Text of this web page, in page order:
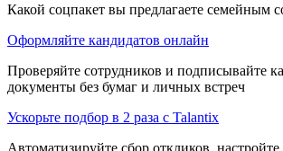
Какой соцпакет вы предлагаете семейным
Оформляйте кандидатов онлайн
Проверяйте сотрудников и подписывайте
документы без бумаг и личных встреч
Ускорьте подбор в 2 раза с Talantix
Автоматизируйте сбор откликов, настройте